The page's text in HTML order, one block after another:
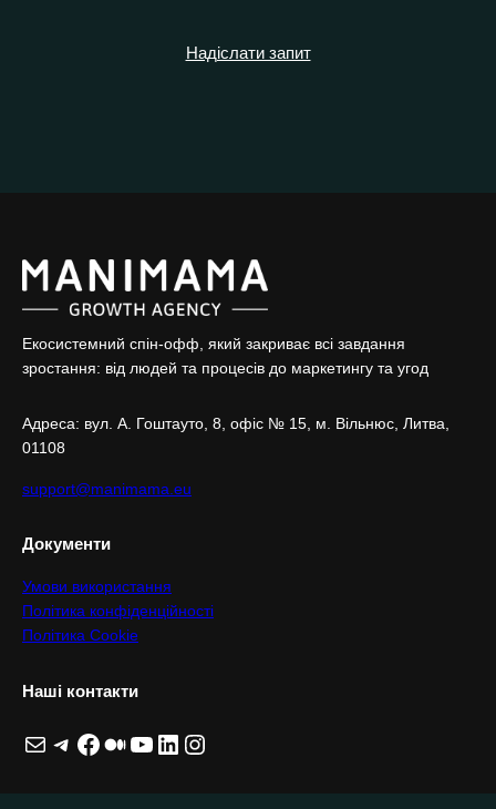
Надіслати запит
Екосистемний спін-офф, який закриває всі завдання
зростання: від людей та процесів до маркетингу та угод
Адреса: вул. А. Гоштaуто, 8, офіс № 15, м. Вільнюс, Литва,
01108
support@manimama.eu
Документи
Умови використання
Політика конфіденційності
Політика Cookie
Наші контакти
Пошта Telegram Facebook Medium YouTube LinkedIn Instagram